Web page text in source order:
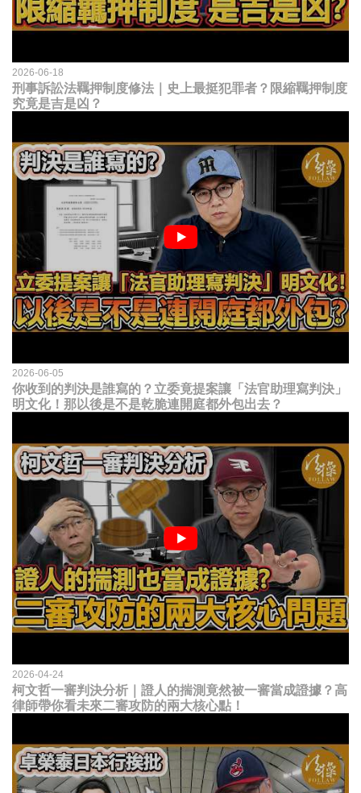
2026-06-18
刑事訴訟法羈押制度修法｜史上最挺犯罪者？限縮羈押制度
究竟是吉是凶？
2026-06-05
你收到的判決是誰寫的？立委竟提案讓「法官助理寫判決」
明文化！那以後是不是乾脆連開庭都外包出去？
2026-04-24
柯文哲一審判決分析｜證人的揣測竟然被一審當成證據？高
律師帶你看未來二審攻防的兩大核心點！